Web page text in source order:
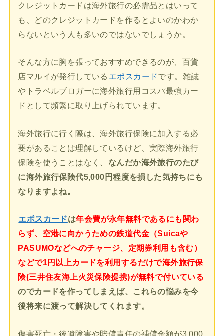
クレジットカードは海外旅行の必需品とはいって
も、どのクレジットカードを作るとよいのかわか
らないという人も多いのではないでしょうか。
そんな方に胸を張っておすすめできるのが、百貨
店マルイが発行している エポスカードです。雑誌
やトラベルブロガーに海外旅行用コスパ最強カー
ドとして頻繁に取り上げられています。
海外旅行に行く際は、海外旅行保険に加入する必
要があることは理解しているけど、実際海外旅行
保険を使うことはなく、 なんだか海外旅行のたび
に海外旅行保険代5,000円程度を損した気持ちにも
なりますよね。
エポスカードは年会費が永年無料であるにも関わ
らず、空港に向かうための鉄道代金（Suicaや
PASUMOなどへのチャージ、定期券利用も含む）
などで1円以上カードを利用するだけで海外旅行保
険(三井住友海上火災保険提携)が無料で付いている
のでカードを作ってしまえば、これらの悩みを今
後将来に渡って解決してくれます。
傷害死亡・後遺障害や賠償責任の補償金額が3,000